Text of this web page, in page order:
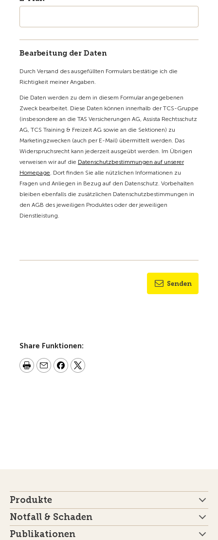
Bearbeitung der Daten
Durch Versand des ausgefüllten Formulars bestätige ich die
Richtigkeit meiner Angaben.
Die Daten werden zu dem in diesem Formular angegebenen
Zweck bearbeitet. Diese Daten können innerhalb der TCS-Gruppe
(insbesondere an die TAS Versicherungen AG, Assista Rechtsschutz
AG, TCS Training & Freizeit AG sowie an die Sektionen) zu
Marketingzwecken (auch per E-Mail) übermittelt werden. Das
Widerspruchsrecht kann jederzeit ausgeübt werden. Im Übrigen
verweisen wir auf die Datenschutzbestimmungen auf unserer
Homepage. Dort finden Sie alle nützlichen Informationen zu
Fragen und Anliegen in Bezug auf den Datenschutz. Vorbehalten
bleiben ebenfalls die zusätzlichen Datenschutzbestimmungen in
den AGB des jeweiligen Produktes oder der jeweiligen
Dienstleistung.
Senden
Share Funktionen:
Produkte
Notfall & Schaden
Publikationen